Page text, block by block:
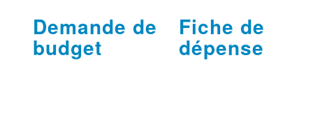
Demande de
budget
Fiche de
dépense